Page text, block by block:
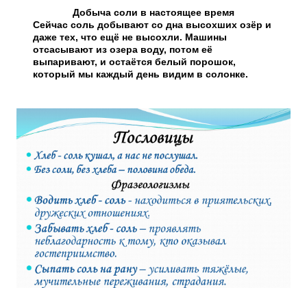
Добыча соли в настоящее время
Сейчас соль добывают со дна высохших озёр и
даже тех, что ещё не высохли. Машины
отсасывают из озера воду, потом её
выпаривают, и остаётся белый порошок,
который мы каждый день видим в солонке.